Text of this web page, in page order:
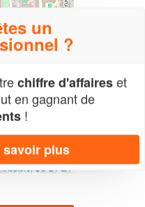
CC-BY-SA
un
?
chiffre d'affaireset
en gagnant de
!
savoir plus